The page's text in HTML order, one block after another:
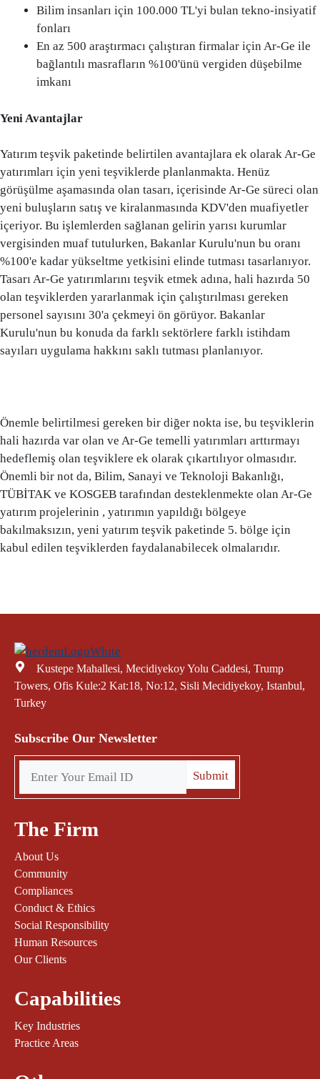
Bilim insanları için 100.000 TL'yi bulan tekno-insiyatif
fonları
En az 500 araştırmacı çalıştıran firmalar için Ar-Ge ile
bağlantılı masrafların %100'ünü vergiden düşebilme
imkanı
Yeni Avantajlar
Yatırım teşvik paketinde belirtilen avantajlara ek olarak Ar-Ge
yatırımları için yeni teşviklerde planlanmakta. Henüz
görüşülme aşamasında olan tasarı, içerisinde Ar-Ge süreci olan
yeni buluşların satış ve kiralanmasında KDV'den muafiyetler
içeriyor. Bu işlemlerden sağlanan gelirin yarısı kurumlar
vergisinden muaf tutulurken, Bakanlar Kurulu'nun bu oranı
%100'e kadar yükseltme yetkisini elinde tutması tasarlanıyor.
Tasarı Ar-Ge yatırımlarını teşvik etmek adına, hali hazırda 50
olan teşviklerden yararlanmak için çalıştırılması gereken
personel sayısını 30'a çekmeyi ön görüyor. Bakanlar
Kurulu'nun bu konuda da farklı sektörlere farklı istihdam
sayıları uygulama hakkını saklı tutması planlanıyor.
Önemle belirtilmesi gereken bir diğer nokta ise, bu teşviklerin
hali hazırda var olan ve Ar-Ge temelli yatırımları arttırmayı
hedeflemiş olan teşviklere ek olarak çıkartılıyor olmasıdır.
Önemli bir not da, Bilim, Sanayi ve Teknoloji Bakanlığı,
TÜBİTAK ve KOSGEB tarafından desteklenmekte olan Ar-Ge
yatırım projelerinin , yatırımın yapıldığı bölgeye
bakılmaksızın, yeni yatırım teşvik paketinde 5. bölge için
kabul edilen teşviklerden faydalanabilecek olmalarıdır.
Kustepe Mahallesi, Mecidiyekoy Yolu Caddesi, Trump
Towers, Ofis Kule:2 Kat:18, No:12, Sisli Mecidiyekoy, Istanbul,
Turkey
Subscribe Our Newsletter
The Firm
About Us
Community
Compliances
Conduct & Ethics
Social Responsibility
Human Resources
Our Clients
Capabilities
Key Industries
Practice Areas